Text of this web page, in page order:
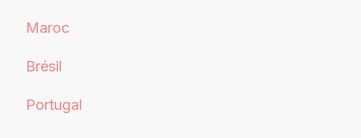
Maroc
Brésil
Portugal